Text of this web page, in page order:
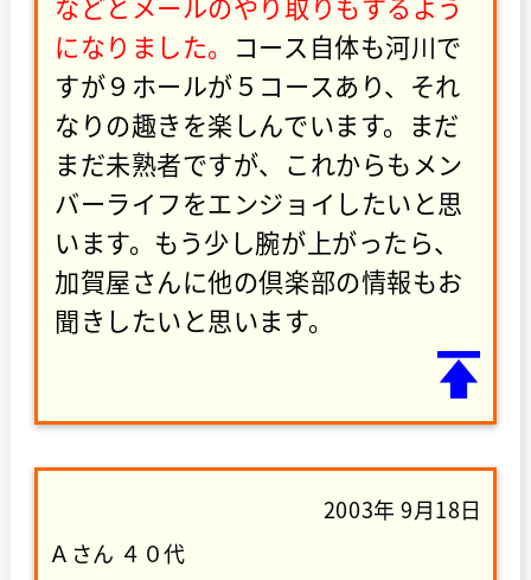
になりました。 コース自体も河川で
すが９ホールが５コースあり、それ
なりの趣きを楽しんでいます。まだ
まだ未熟者ですが、これからもメン
バーライフをエンジョイしたいと思
います。もう少し腕が上がったら、
加賀屋さんに他の倶楽部の情報もお
聞きしたいと思います。
2003年 9月18日
Ａさん ４０代